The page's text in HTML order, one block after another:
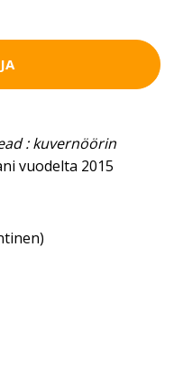
: kuvernöörin
vuodelta 2015